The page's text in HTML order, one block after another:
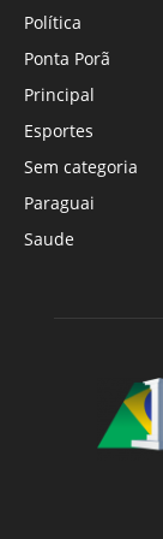
Política
Ponta Porã
Principal
Esportes
Sem categoria
Paraguai
Saude